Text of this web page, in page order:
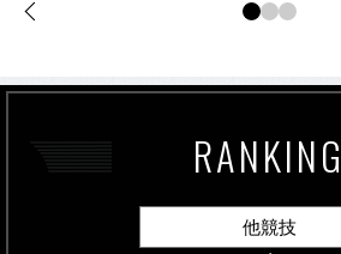
RANKING
他競技